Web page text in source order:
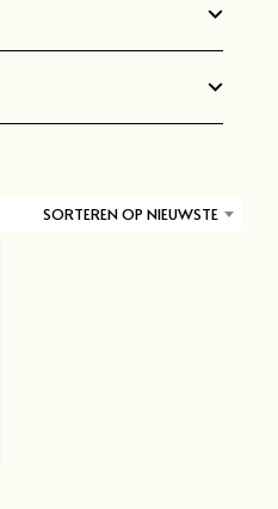
SORTEREN OP NIEUWSTE